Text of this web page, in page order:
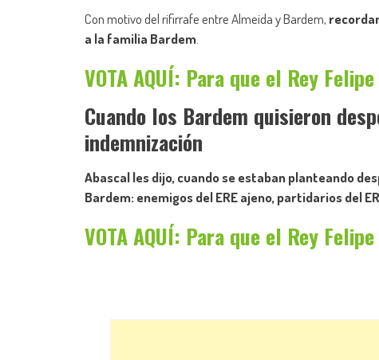
Con motivo del rifirrafe entre Almeida y Bardem,
a la familia Bardem
VOTA AQUÍ: Para que el Rey
Cuando los Bardem quisieron
indemnización
Abascal les dijo, cuando se estaban planteando
Bardem: enemigos del ERE ajeno, partidarios del
VOTA AQUÍ: Para que el Rey